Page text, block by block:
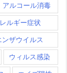
アルコール消毒
ルギー症状
ザウイルス
ウィルス感染